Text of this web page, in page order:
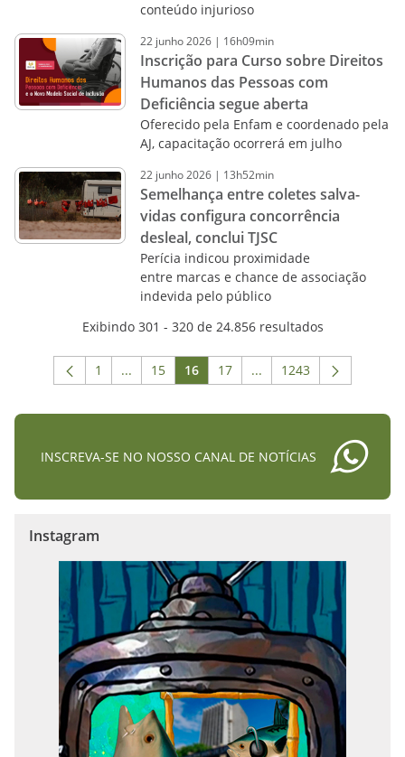
conteúdo injurioso
22 junho2026 | 16h09min
Inscrição para Curso sobre Direitos
Humanos das Pessoas com
Deficiência segue aberta
Oferecido pela Enfam e coordenado pela
AJ, capacitação ocorrerá em julho
22 junho2026 | 13h52min
Semelhança entre coletes salva-
vidas configura concorrência
desleal, conclui TJSC
Perícia indicou proximidade
entre marcas e chance de associação
indevida pelo público
Exibindo 301 - 320 de 24.856 resultados
Página
1 ...Páginas intermediárias Usar ABA para
Página
15 Página
16 Página
17 ...Páginas intermediárias
Página
1243
INSCREVA-SE NO NOSSO CANAL DE NOTÍCIAS
Instagram